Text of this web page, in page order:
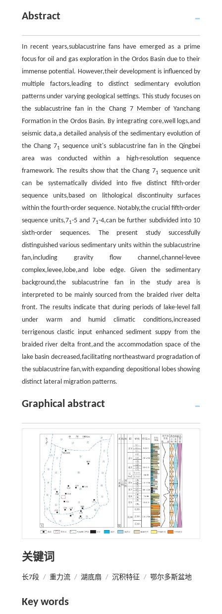
Abstract
In recent years,sublacustrine fans have emerged as a prime
focus for oil and gas exploration in the Ordos Basin due to their
immense potential. However,their development is influenced by
multiple factors,leading to distinct sedimentary evolution
patterns under varying geological settings. This study focuses on
the sublacustrine fan in the Chang 7 Member of Yanchang
Formation in the Ordos Basin. By integrating core,well logs,and
seismic data,a detailed analysis of the sedimentary evolution of
the Chang 71 sequence unit's sublacustrine fan in the Qingbei
area was conducted within a high-resolution sequence
framework. The results show that the Chang 71 sequence unit
can be systematically divided into five distinct fifth-order
sequence units,based on lithological discontinuity surfaces
within the fourth-order sequence. Notably,the crucial fifth-order
sequence units,71-5 and 71-4,can be further subdivided into 10
sixth-order sequences. The present study successfully
distinguished various sedimentary units within the sublacustrine
fan,including gravity flow channel,channel-levee
complex,levee,lobe,and lobe edge. Given the sedimentary
background,the sublacustrine fan in the study area is
interpreted to be mainly sourced from the braided river delta
front. The results indicate that during periods of lake-level fall
under warm and humid climatic conditions,increased
terrigenous clastic input enhanced sediment suppy from the
braided river delta front,and the accommodation space of the
lake basin decreased,facilitating northeastward progradation of
the sublacustrine fan,with expanding depositional lobes showing
distinct lateral migration patterns.
Graphical abstract
关键词
长7段 / 重力流 / 湖底扇 / 沉积特征 / 鄂尔多斯盆地
Key words